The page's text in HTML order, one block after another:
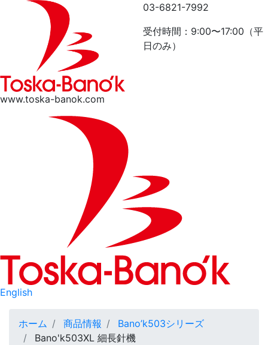
テ
ン
www.toska-banok.com
03-6821-7992
受付時間：9:00〜17:00 （平
日のみ）
English
パホーム 商品情報
Bano’k503シリーズ
Bano'k503XL 細長針機